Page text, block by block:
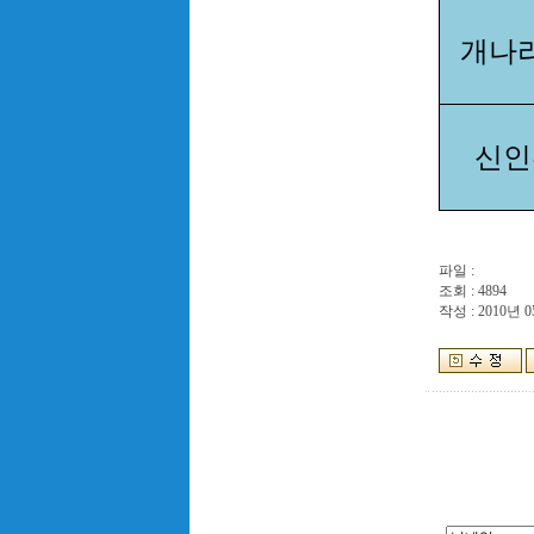
개나
신
파일 :
조회 : 4894
작성 : 2010년